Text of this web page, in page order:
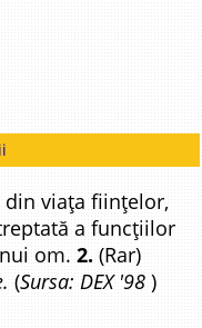
din viața ființelor,
a funcțiilor
om.2. (Rar)
(Sursa: DEX '98 )